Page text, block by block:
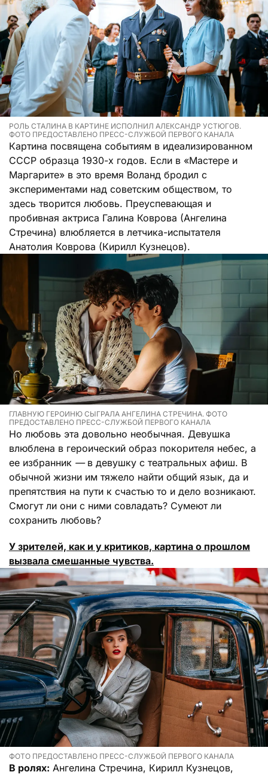
РОЛЬ СТАЛИНА В КАРТИНЕ ИСПОЛНИЛ АЛЕКСАНДР УСТЮГОВ.
ФОТО ПРЕДОСТАВЛЕНО ПРЕСС-СЛУЖБОЙ ПЕРВОГО КАНАЛА
Картина посвящена событиям в идеализированном
СССР образца 1930-х годов. Если в «Мастере и
Маргарите» в это время Воланд бродил с
экспериментами над советским обществом, то
здесь творится любовь. Преуспевающая и
пробивная актриса Галина Коврова (Ангелина
Стречина) влюбляется в летчика-испытателя
Анатолия Коврова (Кирилл Кузнецов).
ГЛАВНУЮ ГЕРОИНЮ СЫГРАЛА АНГЕЛИНА СТРЕЧИНА. ФОТО
ПРЕДОСТАВЛЕНО ПРЕСС-СЛУЖБОЙ ПЕРВОГО КАНАЛА
Но любовь эта довольно необычная. Девушка
влюблена в героический образ покорителя небес, а
ее избранник —в девушку с театральных афиш. В
обычной жизни им тяжело найти общий язык, да и
препятствия на пути к счастью то и дело возникают.
Смогут ли они с ними совладать? Сумеют ли
сохранить любовь?
У зрителей, как и у критиков, картина о прошлом
вызвала смешанные чувства.
ФОТО ПРЕДОСТАВЛЕНО ПРЕСС-СЛУЖБОЙ ПЕРВОГО КАНАЛА
В ролях: Ангелина Стречина, Кирилл Кузнецов,